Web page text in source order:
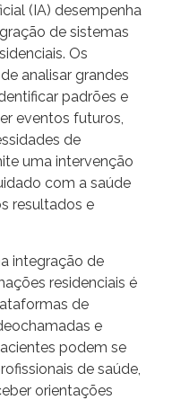
(IA) desempenha
de sistemas
Os
analisar grandes
padrões e
eventos futuros,
de
uma intervenção
com a saúde
resultados e
integração de
residenciais é
de
e
podem se
de saúde,
orientações